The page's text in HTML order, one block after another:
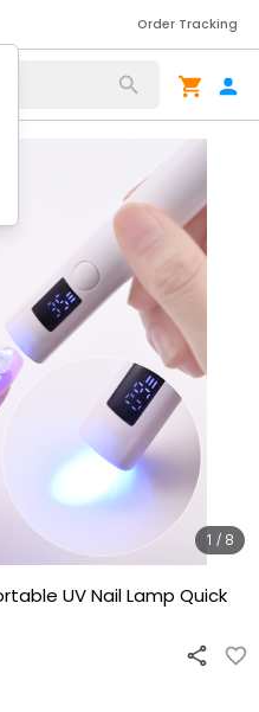
Order Tracking
1 / 8
UV Nail Lamp Quick